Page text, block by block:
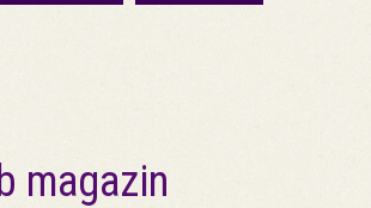
magazin